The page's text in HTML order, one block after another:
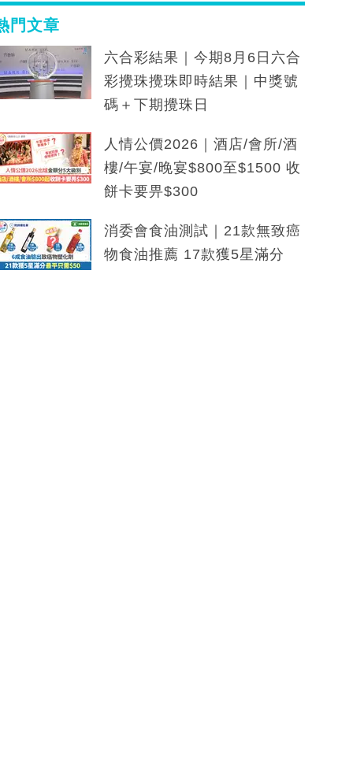
門文章
六合彩結果｜今期8月6日六合
彩攪珠攪珠即時結果｜中獎號
碼＋下期攪珠日
人情公價2026｜酒店/會所/酒
樓/午宴/晚宴$800至$1500 收
餅卡要畀$300
消委會食油測試｜21款無致癌
物食油推薦 17款獲5星滿分